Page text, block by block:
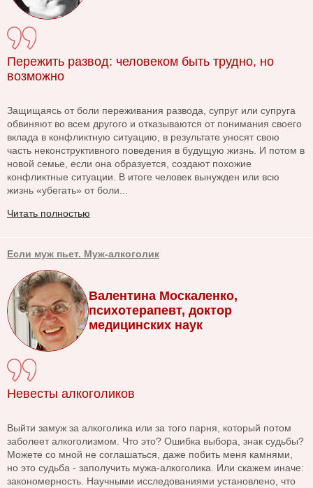
Пережить развод: человеком быть трудно, но
возможно
Защищаясь от боли переживания развода, супруг или супруга
обвиняют во всем другого и отказываются от понимания своего
вклада в конфликтную ситуацию, в результате уносят свою
часть неконструктивного поведения в будущую жизнь. И потом в
новой семье, если она образуется, создают похожие
конфликтные ситуации. В итоге человек вынужден или всю
жизнь «убегать» от боли...
Читать полностью
Если муж пьет. Муж-алкоголик
Валентина Москаленко,
психотерапевт, доктор
медицинских наук
Невесты алкоголиков
Выйти замуж за алкоголика или за того парня, который потом
заболеет алкоголизмом. Что это? Ошибка выбора, знак судьбы?
Можете со мной не соглашаться, даже побить меня камнями,
но это судьба - заполучить мужа-алкоголика. Или скажем иначе:
закономерность. Научными исследованиями установлено, что